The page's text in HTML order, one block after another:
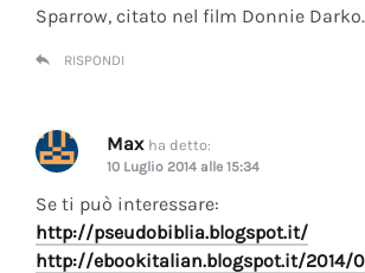
Sparrow, citato nel film Donnie Darko.
RISPONDI
Max ha detto:
10 Luglio 2014 alle 15:34
Se ti può interessare:
http://pseudobiblia.blogspot.it/
http://ebookitalian.blogspot.it/